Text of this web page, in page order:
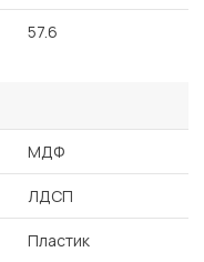
57.6
МДФ
ЛДСП
Пластик